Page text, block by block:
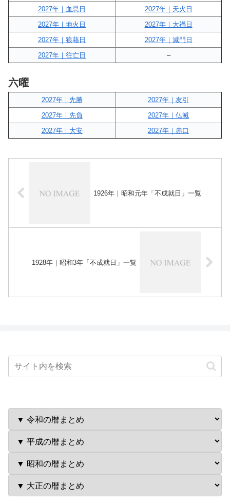
2027年｜血忌日
2027年｜天火日
2027年｜地火日
2027年｜大禍日
2027年｜狼藉日
2027年｜滅門日
2027年｜往亡日
–
六曜
2027年｜先勝
2027年｜友引
2027年｜先負
2027年｜仏滅
2027年｜大安
2027年｜赤口
1926年｜昭和元年「不成就日」一覧
1928年｜昭和3年「不成就日」一覧